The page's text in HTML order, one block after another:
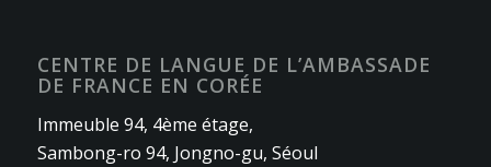
CENTRE DE LANGUE DE L’AMBASSADE
DE FRANCE EN CORÉE
Immeuble 94, 4ème étage,
Sambong-ro 94, Jongno-gu, Séoul